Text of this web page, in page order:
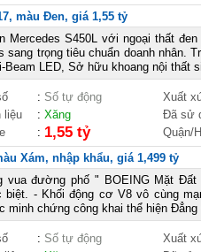
màu Đen, giá 1,55 tỷ
Mercedes S450L với ngoại thất
sang trọng tiêu chuẩn doanh nhân.
Beam LED, Sở hữu khoang nội thất
: Số tự động Xuất
liệu
: Xăng Đã sử
: 1,55 tỷ Quận/
Xám, nhập khẩu, giá 1,499 tỷ
vua đường phố " BOEING Mặt
biệt. - Khối động cơ V8 vô cùng
minh chứng công khai thể hiện
: Số tự động Xuất